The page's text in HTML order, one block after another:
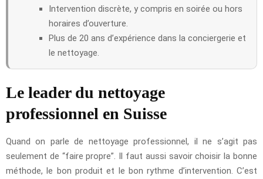
Intervention discrète, y compris en soirée ou hors
horaires d’ouverture.
Plus de 20 ans d’expérience dans la conciergerie et
le nettoyage.
Le leader du nettoyage
professionnel en Suisse
Quand on parle de nettoyage professionnel, il ne s’agit pas
seulement de “faire propre”. Il faut aussi savoir choisir la bonne
méthode, le bon produit et le bon rythme d’intervention. C’est